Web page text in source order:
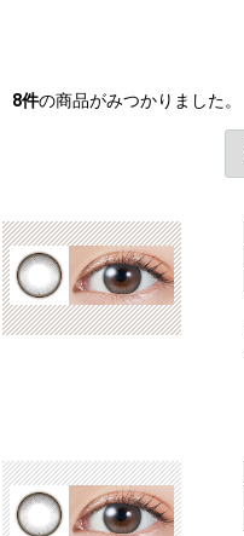
8件の商品がみつかりました。